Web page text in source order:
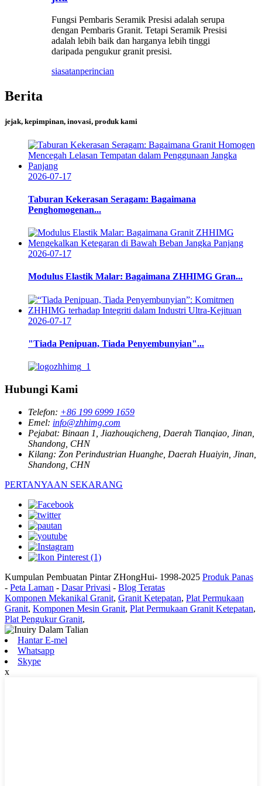
Fungsi Pembaris Seramik Presisi adalah serupa
dengan Pembaris Granit. Tetapi Seramik Presisi
adalah lebih baik dan harganya lebih tinggi
daripada pengukur granit presisi.
siasatanperincian
Berita
jejak, kepimpinan, inovasi, produk kami
2026-07-17
Taburan Kekerasan Seragam: Bagaimana
Penghomogenan...
2026-07-17
Modulus Elastik Malar: Bagaimana ZHHIMG Gran...
2026-07-17
"Tiada Penipuan, Tiada Penyembunyian"...
Hubungi Kami
Telefon: +86 199 6999 1659
Emel: info@zhhimg.com
Pejabat: Binaan 1, Jiazhouqicheng, Daerah Tianqiao, Jinan,
Shandong, CHN
Kilang: Zon Perindustrian Huanghe, Daerah Huaiyin, Jinan,
Shandong, CHN
PERTANYAAN SEKARANG
Kumpulan Pembuatan Pintar ZHongHui- 1998-2025 Produk Panas
- Peta Laman - Dasar Privasi - Blog Teratas
Komponen Mekanikal Granit, Granit Ketepatan, Plat Permukaan
Granit, Komponen Mesin Granit, Plat Permukaan Granit Ketepatan,
Plat Pengukur Granit,
Hantar E-mel
Whatsapp
Skype
x